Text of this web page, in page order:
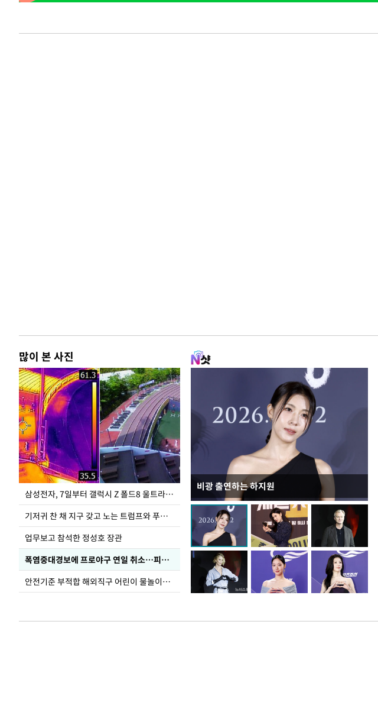
많이 본 사진
삼성전자, 7일부터 갤럭시 Z 폴드8 울트라·폴드8·플립8 출시
기저귀 찬 채 지구 갖고 노는 트럼프와 푸틴 형상 미로
업무보고 참석한 정성호 장관
폭염중대경보에 프로야구 연일 취소…피칭 연습장 '52도'
안전기준 부적합 해외직구 어린이 물놀이용품 판매 중단 요청한 서울시
비광 출연하는 하지원
이재명 대통령, "수사·기소 분리 관련 대비책 최
선 다해 강구해야"